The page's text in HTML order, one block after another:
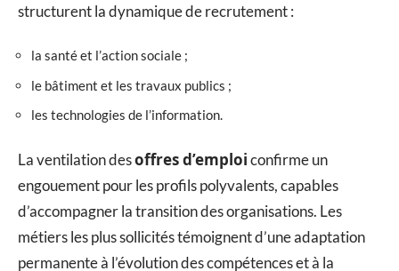
structurent la dynamique de recrutement :
la santé et l’action sociale ;
le bâtiment et les travaux publics ;
les technologies de l’information.
La ventilation desoffres d’emploiconfirme un
engouement pour les profils polyvalents, capables
d’accompagner la transition des organisations. Les
métiers les plus sollicités témoignent d’une adaptation
permanente à l’évolution des compétences et à la